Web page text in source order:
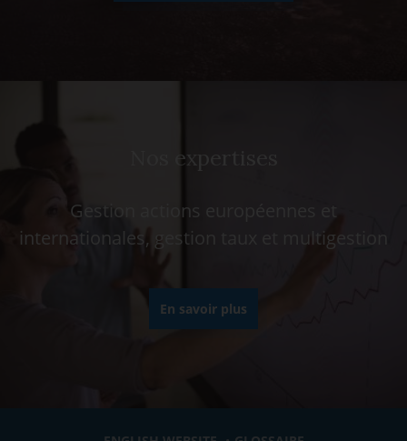
Nos expertises
Gestion actions européennes et
internationales, gestion taux et multigestion
En savoir plus